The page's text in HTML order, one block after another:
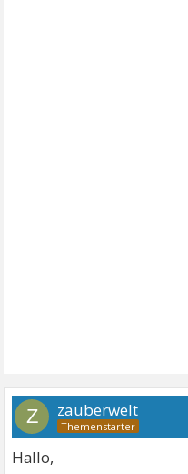
Z zauberwelt
Hallo,